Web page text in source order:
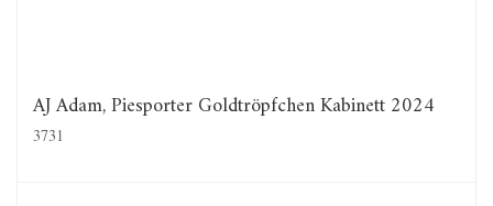
AJ Adam, Piesporter Goldtröpfchen Kabinett 2024
3731